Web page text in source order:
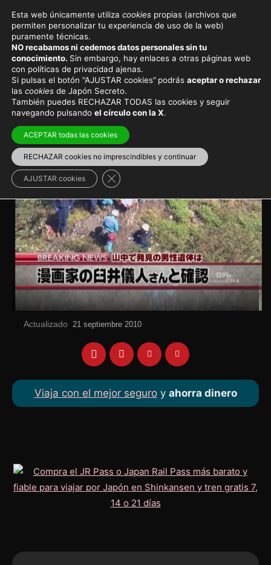
Noticias de actualidad en Japón
Hace un año que nos dejó el
padre de Shinchan
Noticias
Actualizado 21 septiembre 2010
Viaja con el mejor seguroy ahorra dinero
Esta web únicamente utiliza cookies propias (archivos que
permiten personalizar tu experiencia de uso de la web)
puramente técnicas.
NO recabamos ni cedemos datos personales sin tu
conocimiento. Sin embargo, hay enlaces a otras páginas web
con políticas de privacidad ajenas.
Si pulsas el botón "AJUSTAR cookies" podrás aceptar o rechazar
las cookies de Japón Secreto.
También puedes RECHAZAR TODAS las cookies y seguir
navegando pulsando el círculo con la X.
ACEPTAR todas las cookies
RECHAZAR cookies no imprescindibles y continuar
AJUSTAR cookies Cerrar el banner de cookies RGPD